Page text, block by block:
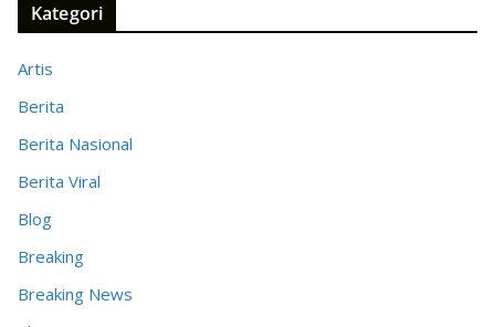
Kategori
Artis
Berita
Berita Nasional
Berita Viral
Blog
Breaking
Breaking News